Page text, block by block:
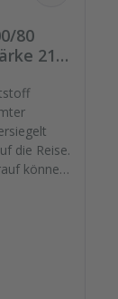
80
21
die Reise.
können